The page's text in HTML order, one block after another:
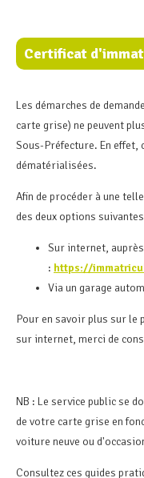
Certificat
Les démarches de
carte grise) ne peuvent
Sous-Préfecture. En
dématérialisées.
Afin de procéder à une
des deux options
Sur internet, auprès
: https://
Via un garage
Pour en savoir plus sur le
sur internet, merci de
NB : Le service public se
de votre carte grise en
voiture neuve ou
Consultez ces guides